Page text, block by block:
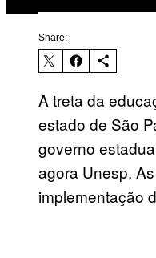
Share:
A treta da
estado de São
governo
agora Unesp.
implementação